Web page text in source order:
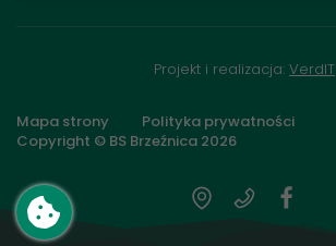
Projekt i realizacja: VerdIT
Mapa strony
Polityka prywatności
Copyright © BS Brzeźnica 2026